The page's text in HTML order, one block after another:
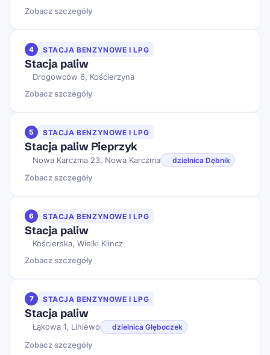
Zobacz szczegóły
4 STACJA BENZYNOWE I LPG
Stacja paliw
Drogowców 6, Kościerzyna
Zobacz szczegóły
5 STACJA BENZYNOWE I LPG
Stacja paliw Pieprzyk
Nowa Karczma 23, Nowa Karczma dzielnica Dębnik
Zobacz szczegóły
6 STACJA BENZYNOWE I LPG
Stacja paliw
Kościerska, Wielki Klincz
Zobacz szczegóły
7 STACJA BENZYNOWE I LPG
Stacja paliw
Łąkowa 1, Liniewo dzielnica Głęboczek
Zobacz szczegóły